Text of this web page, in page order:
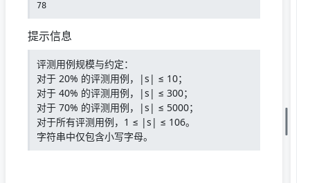
78
提示信息
评测用例规模与约定：
对于 20% 的评测用例，|s| ≤ 10；
对于 40% 的评测用例，|s| ≤ 300；
对于 70% 的评测用例，|s| ≤ 5000；
对于所有评测用例，1 ≤ |s| ≤ 106。
字符串中仅包含小写字母。